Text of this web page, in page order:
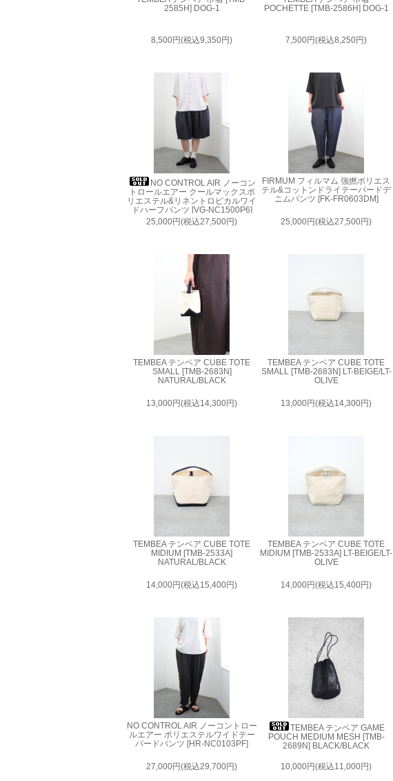
2585H] DOG-1
8,500円(税込9,350円)
POCHETTE [TMB-2586H] DOG-1
7,500円(税込8,250円)
NO CONTROL AIR ノーコン
トロールエアー クールマックスポ
リエステル&リネントロピカルワイ
ドハーフパンツ [VG-NC1500P6]
25,000円(税込27,500円)
FIRMUM フィルマム 強撚ポリエス
テル&コットンドライテーパードデ
ニムパンツ [FK-FR0603DM]
25,000円(税込27,500円)
TEMBEA テンベア CUBE TOTE
SMALL [TMB-2683N]
NATURAL/BLACK
13,000円(税込14,300円)
TEMBEA テンベア CUBE TOTE
SMALL [TMB-2683N] LT-BEIGE/LT-
OLIVE
13,000円(税込14,300円)
TEMBEA テンベア CUBE TOTE
MIDIUM [TMB-2533A]
NATURAL/BLACK
14,000円(税込15,400円)
TEMBEA テンベア CUBE TOTE
MIDIUM [TMB-2533A] LT-BEIGE/LT-
OLIVE
14,000円(税込15,400円)
NO CONTROL AIR ノーコントロー
ルエアー ポリエステルワイドテー
パードパンツ [HR-NC0103PF]
27,000円(税込29,700円)
TEMBEA テンベア GAME
POUCH MEDIUM MESH [TMB-
2689N] BLACK/BLACK
10,000円(税込11,000円)